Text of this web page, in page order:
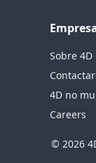
Sobre 4D
4D no
Careers
© 2026